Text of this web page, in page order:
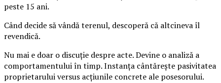
peste 15 ani.
Când decide să vândă terenul, descoperă că altcineva îl
revendică.
Nu mai e doar o discuție despre acte. Devine o analiză a
comportamentului în timp. Instanța cântărește pasivitatea
proprietarului versus acțiunile concrete ale posesorului.